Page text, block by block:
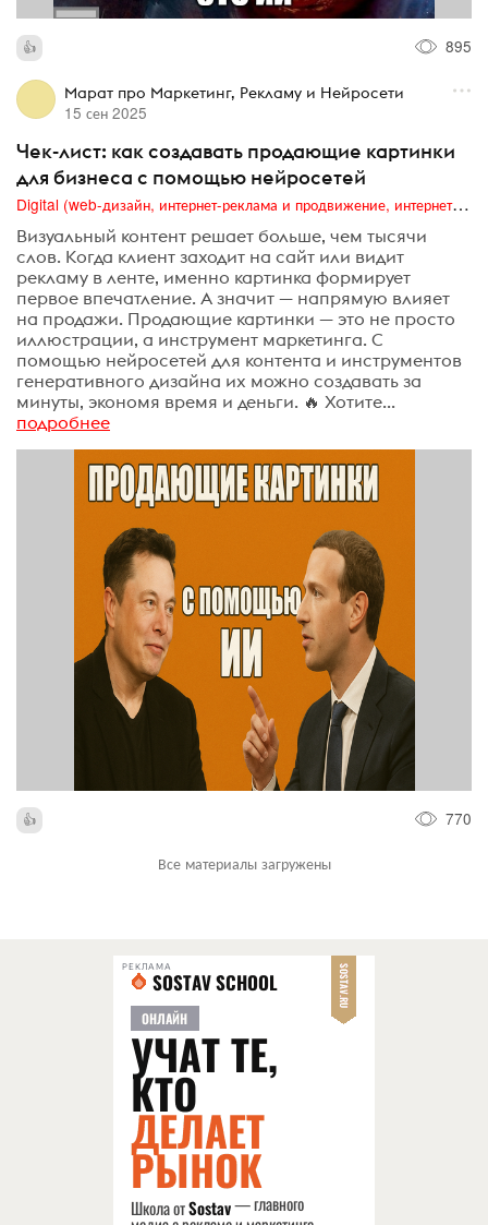
895
Марат про Маркетинг, Рекламу и Нейросети
15 сен 2025
Чек-лист: как создавать продающие картинки
для бизнеса с помощью нейросетей
Digital (web-дизайн, интернет-реклама и продвижение, интернет-сообщества и блоги, интернет-коммуникации, мобильный маркетинг, реклама на цифровых экранах)
Визуальный контент решает больше, чем тысячи
слов. Когда клиент заходит на сайт или видит
рекламу в ленте, именно картинка формирует
первое впечатление. А значит — напрямую влияет
на продажи. Продающие картинки — это не просто
иллюстрации, а инструмент маркетинга. С
помощью нейросетей для контента и инструментов
генеративного дизайна их можно создавать за
минуты, экономя время и деньги. 🔥 Хотите...
подробнее
770
Все материалы загружены
РЕКЛАМА